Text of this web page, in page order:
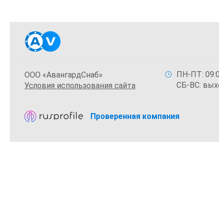
ООО «АвангардСнаб»
Условия использования сайта
ПН-ПТ:
СБ-ВС:
Проверенная компания